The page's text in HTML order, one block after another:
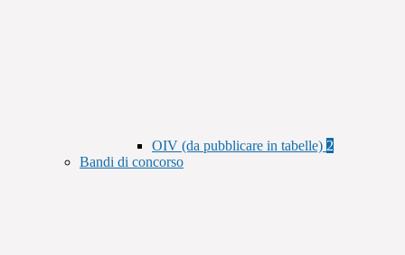
OIV (da pubblicare in tabelle) 2
Bandi di concorso